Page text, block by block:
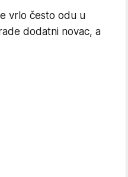
vrlo često odu u
dodatni novac, a